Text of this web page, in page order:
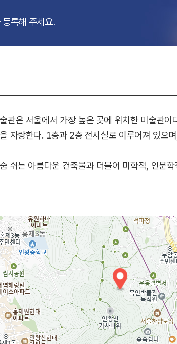
록해 주세요.
관은 서울에서 가장 높은 곳에 위치한 미술관이
자랑한다. 1층과 2층 전시실로 이루어져 있으
쉬는 아름다운 건축물과 더불어 미학적, 인문